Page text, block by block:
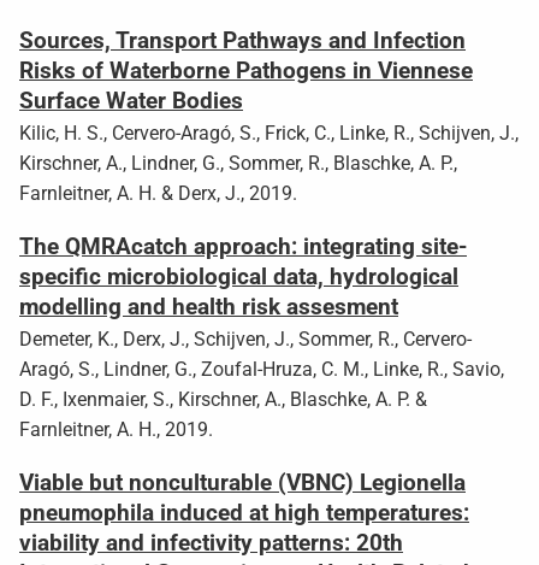
Sources, Transport Pathways and Infection
Risks of Waterborne Pathogens in Viennese
Surface Water Bodies
Kilic, H. S., Cervero-Aragó, S., Frick, C., Linke, R., Schijven, J.,
Kirschner, A., Lindner, G., Sommer, R., Blaschke, A. P.,
Farnleitner, A. H. & Derx, J., 2019.
The QMRAcatch approach: integrating site-
specific microbiological data, hydrological
modelling and health risk assesment
Demeter, K., Derx, J., Schijven, J., Sommer, R., Cervero-
Aragó, S., Lindner, G., Zoufal-Hruza, C. M., Linke, R., Savio,
D. F., Ixenmaier, S., Kirschner, A., Blaschke, A. P. &
Farnleitner, A. H., 2019.
Viable but nonculturable (VBNC) Legionella
pneumophila induced at high temperatures:
viability and infectivity patterns: 20th